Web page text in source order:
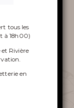
plus
de
un freginat
dans le
tous les
à 18h00)
et Rivière
en